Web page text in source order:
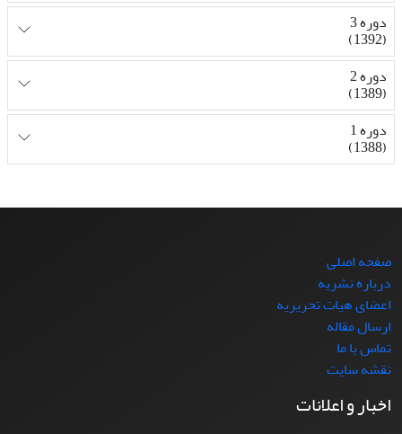
دوره 3
(1392)
دوره 2
(1389)
دوره 1
(1388)
صفحه اصلی
درباره نشریه
اعضای هیات تحریریه
ارسال مقاله
تماس با ما
نقشه سایت
اخبار و اعلانات